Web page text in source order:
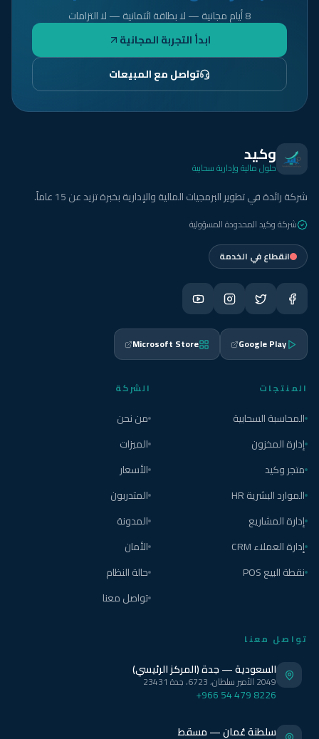
8 أيام مجانية — لا بطاقة ائتمانية — لا التزامات
ابدأ التجربة المجانية
تواصل مع المبيعات
وكيد
حلول مالية وإدارية سحابية
شركة رائدة في تطوير البرمجيات المالية والإدارية بخبرة تزيد عن 15 عاماً.
شركة وكيد المحدودة المسؤولية
انقطاع في الخدمة
Google Play
Microsoft Store
المنتجات
المحاسبة السحابية
إدارة المخزون
متجر وكيد
الموارد البشرية HR
إدارة المشاريع
إدارة العملاء CRM
نقطة البيع POS
الشركة
من نحن
الميزات
الأسعار
المتدربون
المدونة
الأمان
حالة النظام
تواصل معنا
تواصل معنا
السعودية — جدة (المركز الرئيسي)
2049 الأمير سلطان، 6723، جدة 23431
+966 54 479 8226
سلطنة عُمان — مسقط